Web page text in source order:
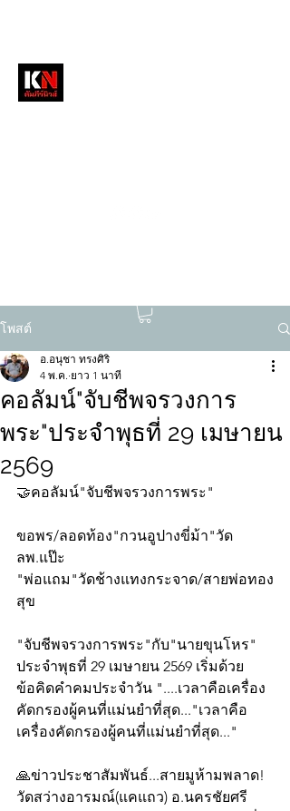
โพสต์
คอลัมน์"จับชีพจรวงการ
พระ"ประจำพุธที่ 29 เมษายน
2569
อ.อนุชา ทรงศิริ
4 พ.ค. ยาว 1 นาที
🤝คอลัมน์"จับชีพจรวงการพระ"
ขอพร/ลอดท้อง"กวนอูปางขี่ม้า"วัด
ลพ.แป๊ะ
"พ่อแถม"วัดช้างแทงกระจาด/สายพ่อทอง
สุข
"จับชีพจรวงการพระ"กับ"นายขุนโหร"
ประจำพุธที่ 29 เมษายน 2569 เริ่มด้วย
ข้อคิดคำคมประจำวัน "....เวลาคือเครื่อง
คัดกรองผู้คนที่แม่นยำที่สุด..."เวลาคือ
เครื่องคัดกรองผู้คนที่แม่นยำที่สุด..."
🙏ข่าวประชาสัมพันธ์...สายมูห้ามพลาด!
วัดสว่างอารมณ์(แคแถว) อ.นครชัยศรี